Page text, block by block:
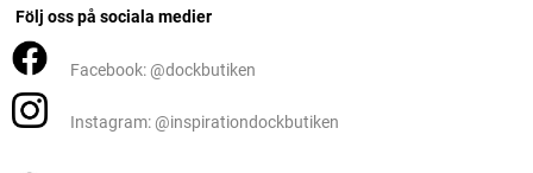
Följ oss på sociala medier
Facebook: @dockbutiken
Instagram: @inspirationdockbutiken